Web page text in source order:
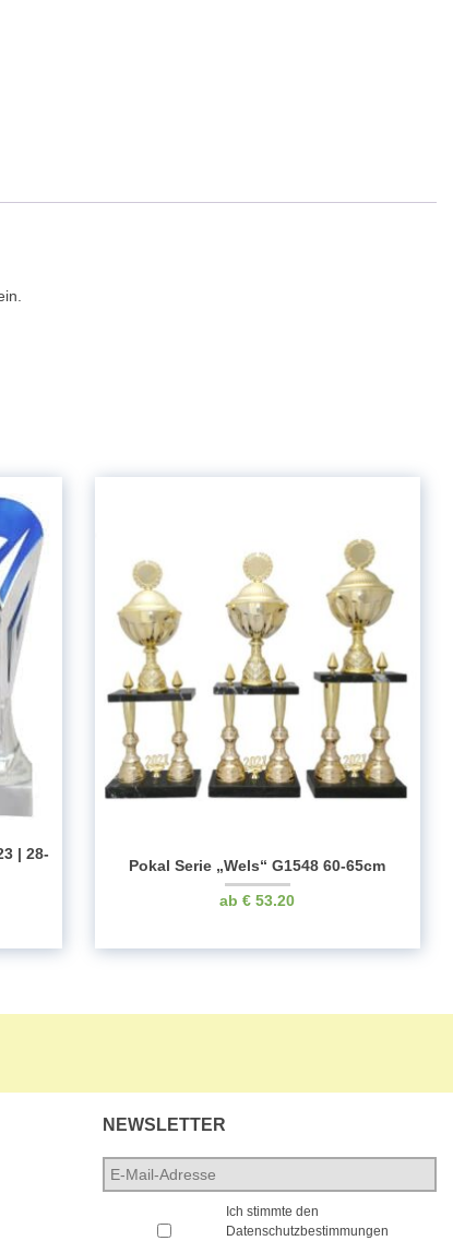
| 28-
Pokal Serie „Wels“ G1548 60-65cm
€ 53.20
NEWSLETTER
E-
Mail-
Ich stimmte den
Datenschutzbestimmungen